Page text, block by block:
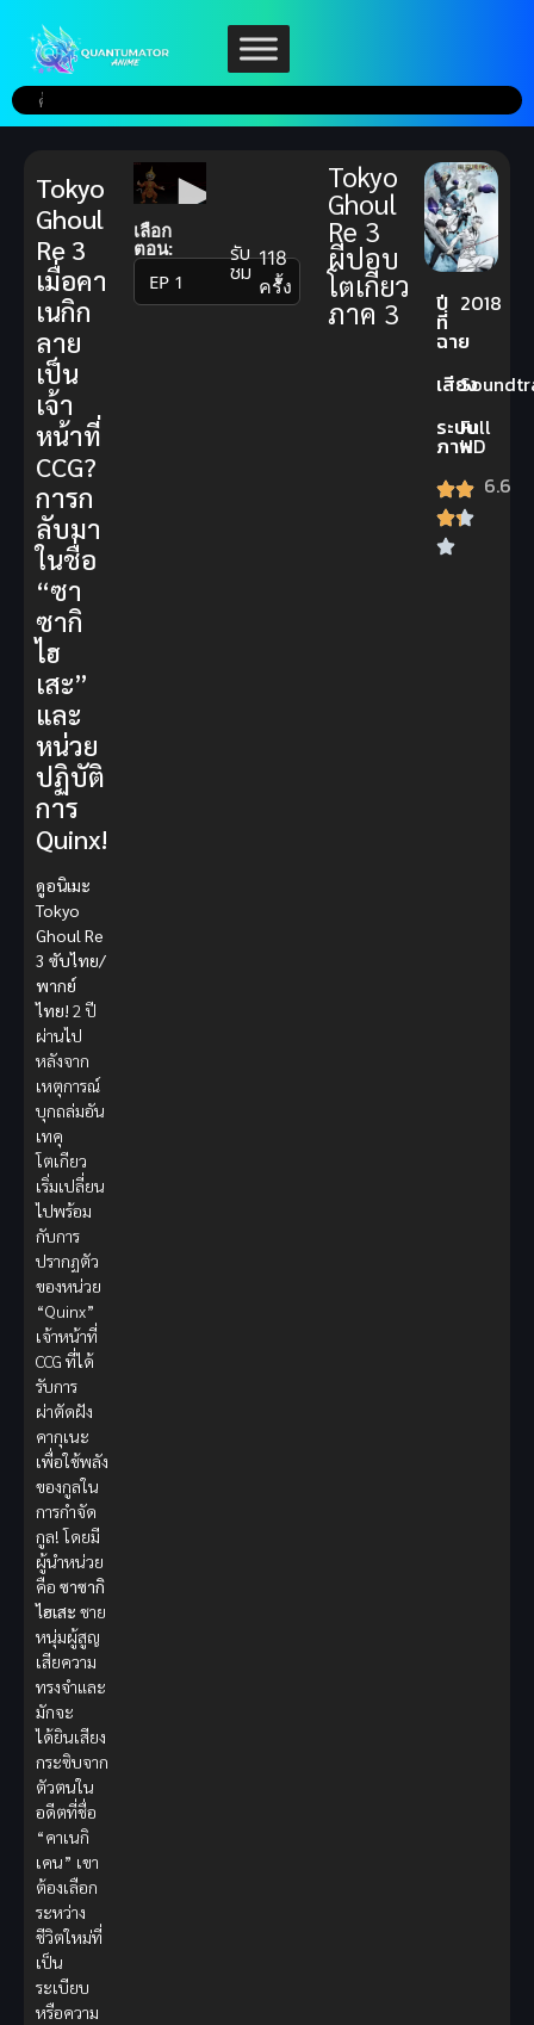
เลือก
ตอน:
▼
รับ
ชม 118
ครั้ง
Tokyo
Ghoul
Re 3
ผีปอบ
โตเกียว
ภาค 3 ปี
ที่
ฉาย
2018
เสียง
ระบบ
ภาพ
Full
HD
6.6
Tokyo
Ghoul
Re 3
เมื่อคา
เนกิก
ลาย
เป็น
เจ้า
หน้าที่
CCG?
การก
ลับมา
ในชื่อ
“ซา
ซากิ
ไฮ
เสะ”
และ
หน่วย
ปฏิบัติ
การ
Quinx!
ดูอนิเมะ
Tokyo
Ghoul Re
3 ซับไทย/
พากย์
ไทย! 2 ปี
ผ่านไป
หลังจาก
เหตุการณ์
บุกถล่มอัน
เทคุ
โตเกียว
เริ่มเปลี่ยน
ไปพร้อม
กับการ
ปรากฏตัว
ของหน่วย
“Quinx”
เจ้าหน้าที่
CCG ที่ได้
รับการ
ผ่าตัดฝัง
คากุเนะ
เพื่อใช้พลัง
ของกูลใน
การกำจัด
กูล! โดยมี
ผู้นำหน่วย
คือ ซาซากิ
ไฮเสะ ชาย
หนุ่มผู้สูญ
เสียความ
ทรงจำและ
มักจะ
ได้ยินเสียง
กระซิบจาก
ตัวตนใน
อดีตที่ชื่อ
“คาเนกิ
เคน” เขา
ต้องเลือก
ระหว่าง
ชีวิตใหม่ที่
เป็น
ระเบียบ
หรือความ